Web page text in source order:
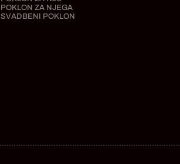
POKLON ZA NJEGA
SVADBENI POKLON